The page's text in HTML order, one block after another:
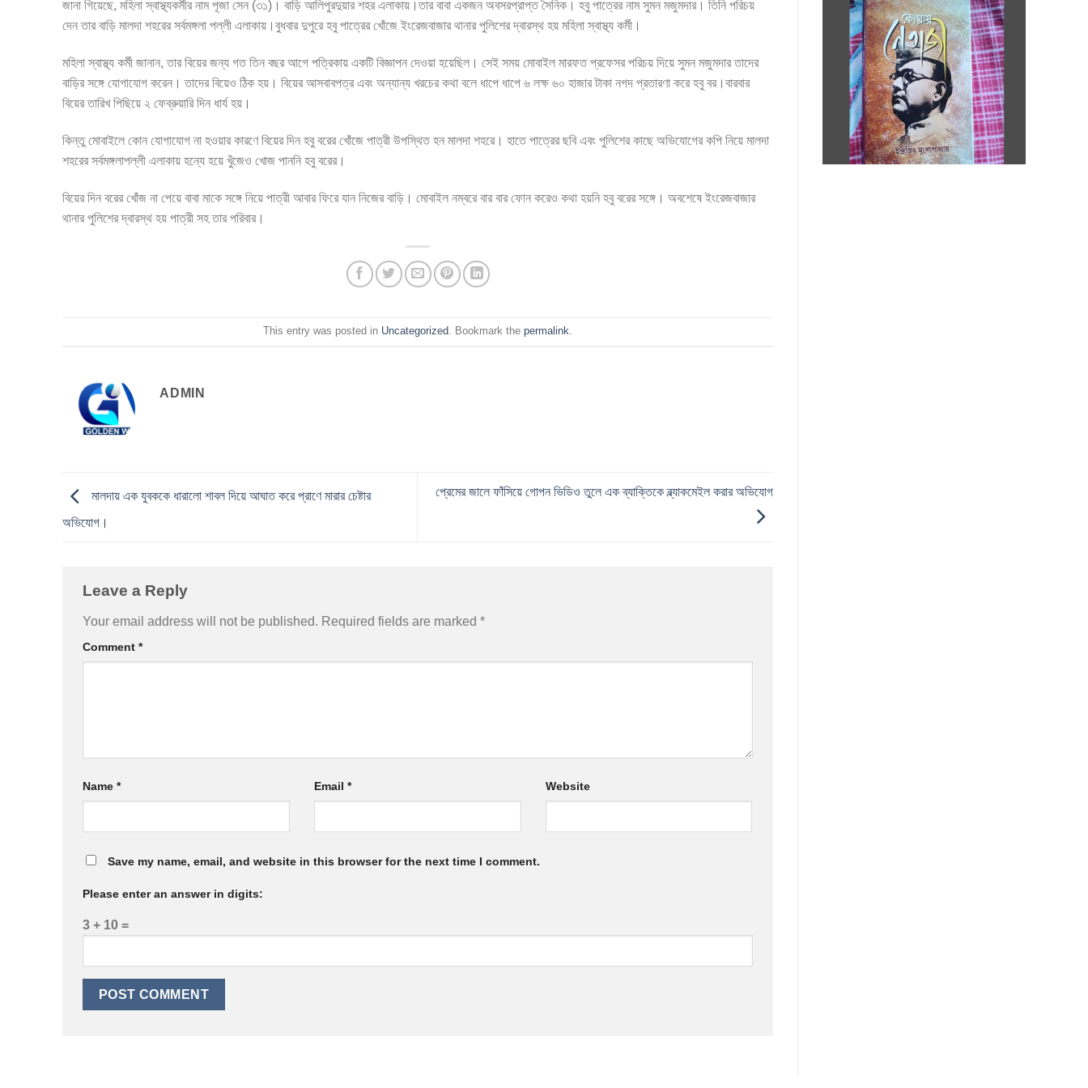
জানা গিয়েছে, মহিলা স্বাস্থ্যকর্মীর নাম পূজা সেন (৩১)। বাড়ি আলিপুরদুয়ার শহর এলাকায়।তার বাবা একজন অবসরপ্রাপ্ত সৈনিক। হবু পাত্রের নাম সুমন মজুমদার। তিনি পরিচয়
দেন তার বাড়ি মালদা শহরের সর্বমঙ্গলা পল্লী এলাকায়।বুধবার দুপুরে হবু পাত্রের খোঁজে ইংরেজবাজার থানার পুলিশের দ্বারস্থ হয় মহিলা স্বাস্থ্য কর্মী।
মহিলা স্বাস্থ্য কর্মী জানান, তার বিয়ের জন্য গত তিন বছর আগে পত্রিকায় একটি বিজ্ঞাপন দেওয়া হয়েছিল। সেই সময় মোবাইল মারফত প্রফেসর পরিচয় দিয়ে সুমন মজুমদার তাদের
বাড়ির সঙ্গে যোগাযোগ করেন। তাদের বিয়েও ঠিক হয়। বিয়ের আসবাবপত্র এবং অন্যান্য খরচের কথা বলে ধাপে ধাপে ৬ লক্ষ ৬০ হাজার টাকা নগদ প্রতারণা করে হবু বর।বারবার
বিয়ের তারিখ পিছিয়ে ২ ফেব্রুয়ারি দিন ধার্য হয়।
কিন্তু মোবাইলে কোন যোগাযোগ না হওয়ার কারণে বিয়ের দিন হবু বরের খোঁজে পাত্রী উপস্থিত হন মালদা শহরে। হাতে পাত্রের ছবি এবং পুলিশের কাছে অভিযোগের কপি নিয়ে মালদা
শহরের সর্বমঙ্গলাপল্লী এলাকায় হন্যে হয়ে খুঁজেও খোজ পাননি হবু বরের।
বিয়ের দিন বরের খোঁজ না পেয়ে বাবা মাকে সঙ্গে নিয়ে পাত্রী আবার ফিরে যান নিজের বাড়ি। মোবাইল নম্বরে বার বার ফোন করেও কথা হয়নি হবু বরের সঙ্গে। অবশেষে ইংরেজবাজার
থানার পুলিশের দ্বারস্থ হয় পাত্রী সহ তার পরিবার।
This entry was posted in Uncategorized. Bookmark the permalink.
ADMIN
মালদায় এক যুবককে ধারালো শাবল দিয়ে আঘাত করে প্রাণে মারার চেষ্টার
অভিযোগ।
প্রেমের জালে ফাঁসিয়ে গোপন ভিডিও তুলে এক ব্যাক্তিকে ব্ল্যাকমেইল করার অভিযোগ
Leave a Reply
Your email address will not be published. Required fields are marked *
Comment *
Name * Email * Website
Save my name, email, and website in this browser for the next time I comment.
Please enter an answer in digits:
3 + 10 =